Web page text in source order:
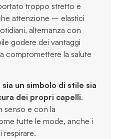
troppo stretto e
attenzione – elastici
alternanza con
godere dei vantaggi
compromettere la salute
un simbolo di stile sia
dei propri capelli.
senso e con la
tutte le mode, anche i
respirare.